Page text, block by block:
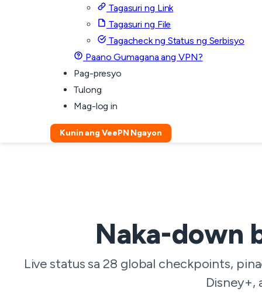
Tagasuri ng Link
Tagasuri ng File
Tagacheck ng Status ng Serbisyo
Paano Gumagana ang VPN?
Pag-presyo
Tulong
Mag-log in
Kunin ang VeePN Ngayon
Naka-down
Live status sa 28 global checkpoints,
Disney+,